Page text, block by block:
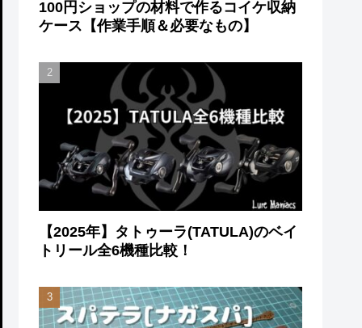
100円ショップの材料で作るコイケ収納
ケース【作業手順＆必要なもの】
【2025年】タトゥーラ(TATULA)のベイ
トリール全6機種比較！